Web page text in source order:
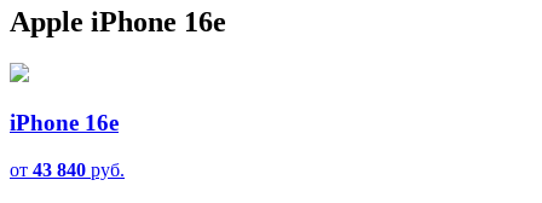
Apple iPhone 16e
iPhone 16e
от 43 840 руб.